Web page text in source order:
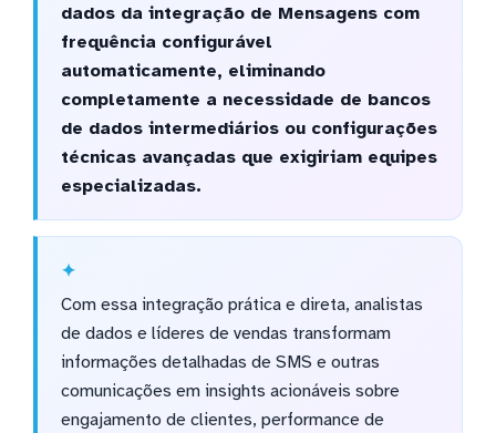
dados da integração de Mensagens com
frequência configurável
automaticamente, eliminando
completamente a necessidade de bancos
de dados intermediários ou configurações
técnicas avançadas que exigiriam equipes
especializadas.
Com essa integração prática e direta, analistas
de dados e líderes de vendas transformam
informações detalhadas de SMS e outras
comunicações em insights acionáveis sobre
engajamento de clientes, performance de